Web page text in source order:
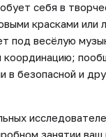
себя в
красками или
под весёлую
координацию;
в безопасной и
занятии ваш